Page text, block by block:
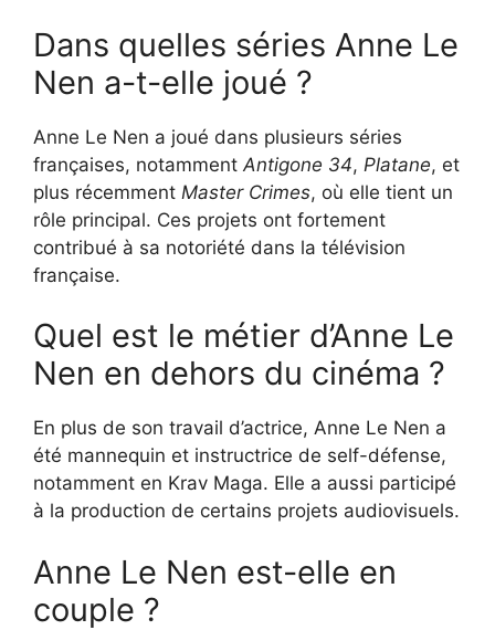
Dans quelles séries Anne Le
Nen a-t-elle joué ?
Anne Le Nen a joué dans plusieurs séries
françaises, notamment Antigone 34, Platane, et
plus récemment Master Crimes, où elle tient un
rôle principal. Ces projets ont fortement
contribué à sa notoriété dans la télévision
française.
Quel est le métier d’Anne Le
Nen en dehors du cinéma ?
En plus de son travail d’actrice, Anne Le Nen a
été mannequin et instructrice de self-défense,
notamment en Krav Maga. Elle a aussi participé
à la production de certains projets audiovisuels.
Anne Le Nen est-elle en
couple ?